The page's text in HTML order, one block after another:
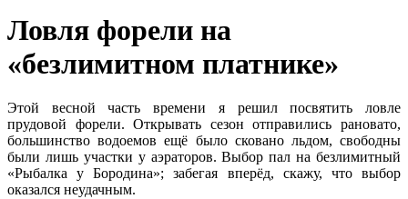
Ловля форели на
«безлимитном платнике»
Этой весной часть времени я решил посвятить ловле
прудовой форели. Открывать сезон отправились рановато,
большинство водоемов ещё было сковано льдом, свободны
были лишь участки у аэраторов. Выбор пал на безлимитный
«Рыбалка у Бородина»; забегая вперёд, скажу, что выбор
оказался неудачным.